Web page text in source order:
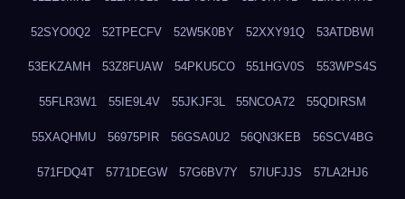
52SYO0Q2 52TPECFV 52W5K0BY 52XXY91Q 53ATDBWI
53EKZAMH 53Z8FUAW 54PKU5CO 551HGV0S 553WPS4S
55FLR3W1 55IE9L4V 55JKJF3L 55NCOA72 55QDIRSM
55XAQHMU 56975PIR 56GSA0U2 56QN3KEB 56SCV4BG
571FDQ4T 5771DEGW 57G6BV7Y 57IUFJJS 57LA2HJ6